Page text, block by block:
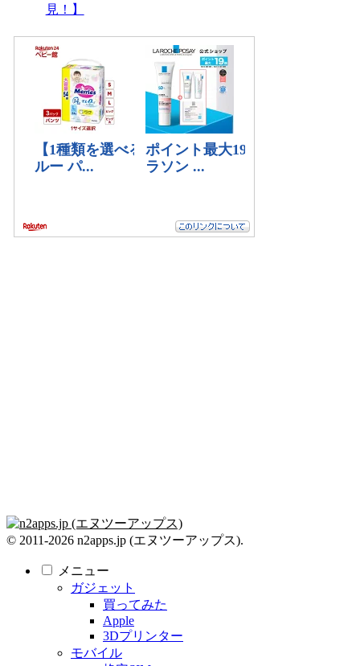
見！】
© 2011-2026 n2apps.jp (エヌツーアップス).
メニュー
ガジェット
買ってみた
Apple
3Dプリンター
モバイル